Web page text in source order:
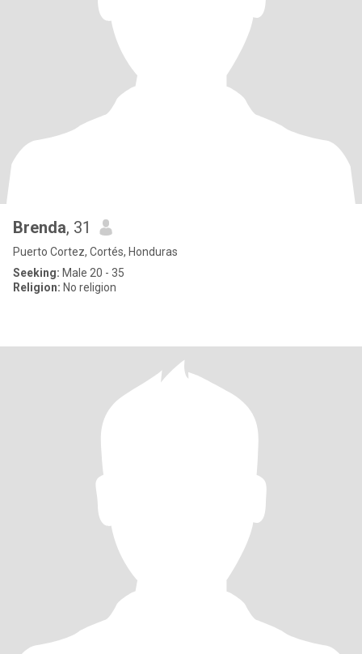
Brenda, 31
Puerto Cortez, Cortés, Honduras
Seeking: Male 20 - 35
Religion: No religion